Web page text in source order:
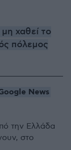
χαθεί το
πόλεμος
News
την Ελλάδα
στο